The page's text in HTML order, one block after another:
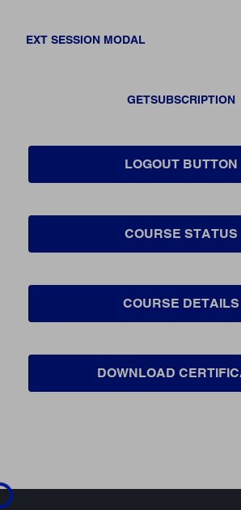
EXT SESSION MODAL
GETSUBSCRIPTION
LOGOUT BUTTON
COURSE STATUS
COURSE DETAILS
DOWNLOAD